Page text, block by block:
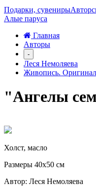
Подарки, сувениры
Алые паруса
Главная
Авторы
-
Леся Немоляева
Живопись.
"Ангелы
Холст, масло
Размеры 40х50 см
Автор: Леся Немоляева